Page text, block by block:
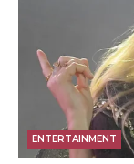
ENTERTAINMENT